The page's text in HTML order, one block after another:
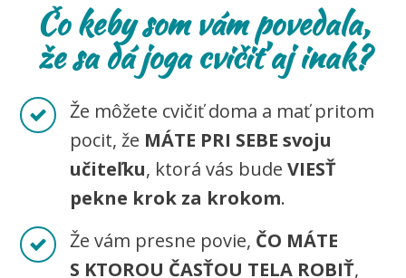
Čo keby som vám povedala,
že sa dá joga cvičiť aj inak?
Že môžete cvičiť doma a mať pritom
pocit, že MÁTE PRI SEBE svoju
učiteľku, ktorá vás budeVIESŤ
pekne krok za krokom.
Že vám presne povie, ČO MÁTE
S KTOROU ČASŤOU TELA ROBIŤ,